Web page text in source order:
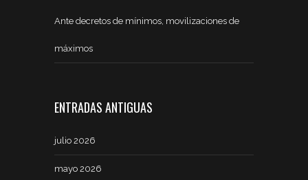
Ante decretos de mínimos, movilizaciones de
máximos
ENTRADAS ANTIGUAS
julio 2026
mayo 2026